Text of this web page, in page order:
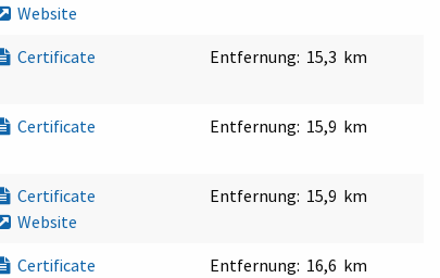
Website
Certificate Entfernung: 15,3 km
Certificate Entfernung: 15,9 km
Certificate
Website
Entfernung: 15,9 km
Certificate
Entfernung: 16,6 km